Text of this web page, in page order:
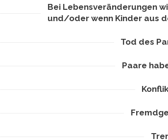
Bei Lebensveränderungen
und/oder wenn Kinder aus
Tod des
Paare